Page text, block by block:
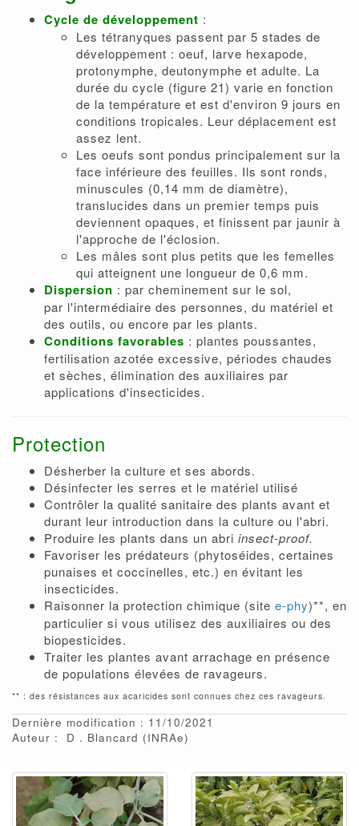
Cycle de développement :
Les tétranyques passent par 5 stades de
développement : oeuf, larve hexapode,
protonymphe, deutonymphe et adulte. La
durée du cycle (figure 21) varie en fonction
de la température et est d'environ 9 jours en
conditions tropicales. Leur déplacement est
assez lent.
Les oeufs sont pondus principalement sur la
face inférieure des feuilles. Ils sont ronds,
minuscules (0,14 mm de diamètre),
translucides dans un premier temps puis
deviennent opaques, et finissent par jaunir à
l'approche de l'éclosion.
Les mâles sont plus petits que les femelles
qui atteignent une longueur de 0,6 mm.
Dispersion : par cheminement sur le sol,
par l'intermédiaire des personnes, du matériel et
des outils, ou encore par les plants.
Conditions favorables : plantes poussantes,
fertilisation azotée excessive, périodes chaudes
et sèches, élimination des auxiliaires par
applications d'insecticides.
Protection
Désherber la culture et ses abords.
Désinfecter les serres et le matériel utilisé
Contrôler la qualité sanitaire des plants avant et
durant leur introduction dans la culture ou l'abri.
Produire les plants dans un abri insect-proof.
Favoriser les prédateurs (phytoséides, certaines
punaises et coccinelles, etc.) en évitant les
insecticides.
Raisonner la protection chimique (site e-phy)**, en
particulier si vous utilisez des auxiliaires ou des
biopesticides.
Traiter les plantes avant arrachage en présence
de populations élevées de ravageurs.
** : des résistances aux acaricides sont connues chez ces ravageurs.
Dernière modification : 11/10/2021
Auteur :
D Blancard (INRAe)